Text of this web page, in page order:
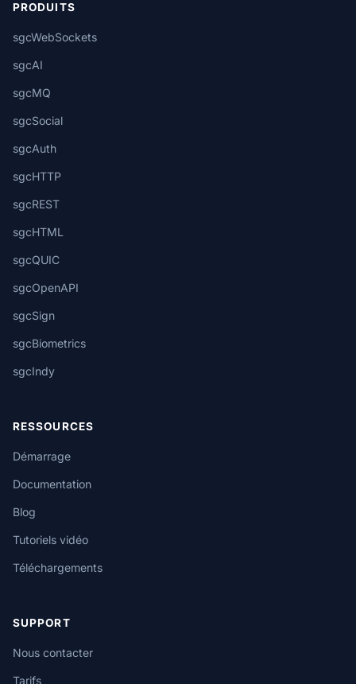
PRODUITS
sgcWebSockets
sgcAI
sgcMQ
sgcSocial
sgcAuth
sgcHTTP
sgcREST
sgcHTML
sgcQUIC
sgcOpenAPI
sgcSign
sgcBiometrics
sgcIndy
RESSOURCES
Démarrage
Documentation
Blog
Tutoriels vidéo
Téléchargements
SUPPORT
Nous contacter
Tarifs